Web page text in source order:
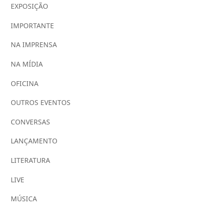
EXPOSIÇÃO
IMPORTANTE
NA IMPRENSA
NA MÍDIA
OFICINA
OUTROS EVENTOS
CONVERSAS
LANÇAMENTO
LITERATURA
LIVE
MÚSICA